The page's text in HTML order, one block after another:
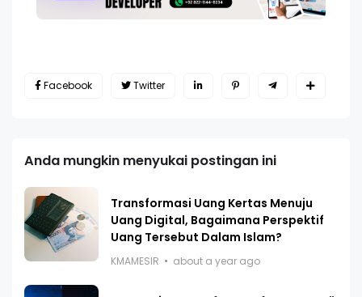
Facebook Twitter
Anda mungkin menyukai postingan ini
Transformasi Uang Kertas Menuju
Uang Digital, Bagaimana Perspektif
Uang Tersebut Dalam Islam?
KMAMESIR about a year ago